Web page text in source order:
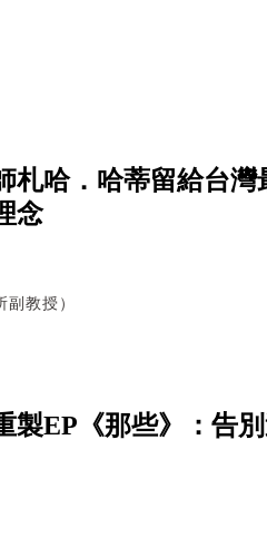
札哈．哈蒂留給台
念
教授）
製EP《那些》：告